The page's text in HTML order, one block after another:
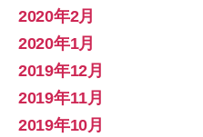
2020年2月
2020年1月
2019年12月
2019年11月
2019年10月